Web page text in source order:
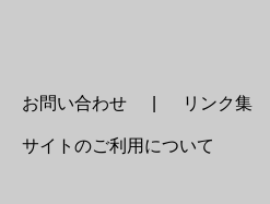
お問い合わせ リンク集
サイトのご利用について